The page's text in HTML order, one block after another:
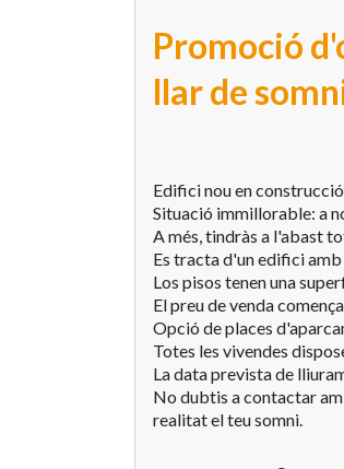
Promoció
llar de
Edifici nou en
Situació immillorable: a
A més, tindràs a l'abast
Es tracta d'un edifici
Los pisos tenen una
El preu de venda
Opció de places
Totes les vivendes
La data prevista de
No dubtis a contactar
realitat el teu somni.